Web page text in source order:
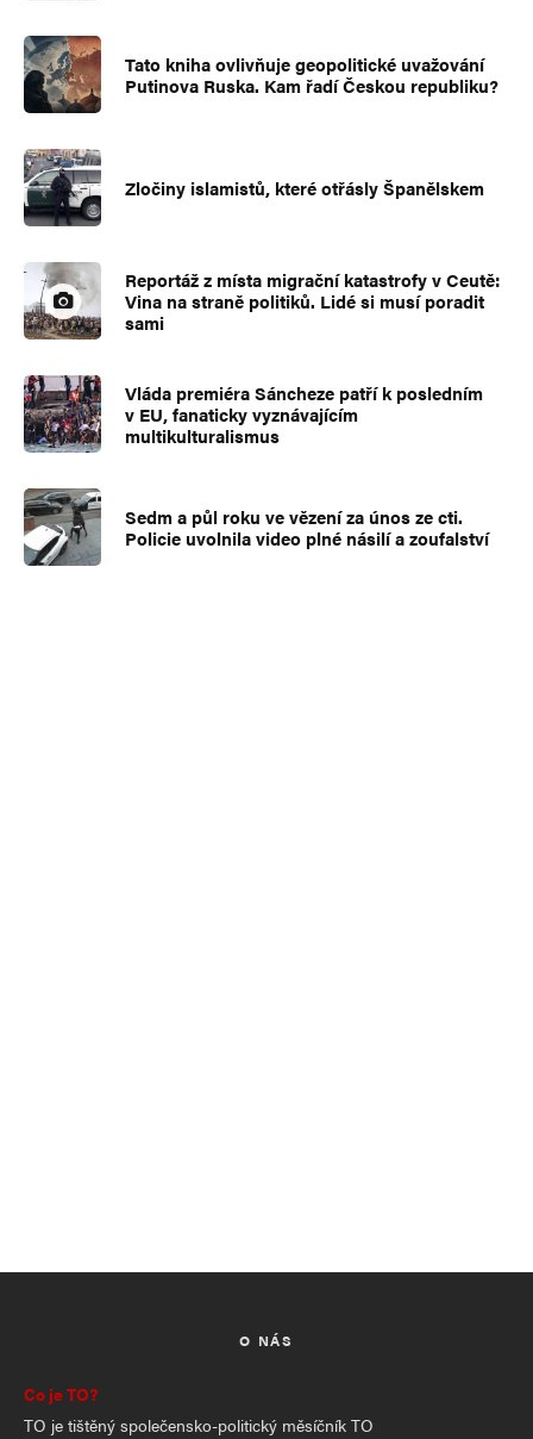
Tato kniha ovlivňuje geopolitické uvažování
Putinova Ruska. Kam řadí Českou republiku?
Zločiny islamistů, které otřásly Španělskem
Reportáž z místa migrační katastrofy v Ceutě:
Vina na straně politiků. Lidé si musí poradit
sami
Vláda premiéra Sáncheze patří k posledním
v EU, fanaticky vyznávajícím
multikulturalismus
Sedm a půl roku ve vězení za únos ze cti.
Policie uvolnila video plné násilí a zoufalství
O NÁS
Co je TO?
TO je tištěný společensko-politický měsíčník TO